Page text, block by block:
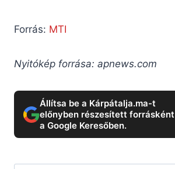
Forrás: MTI
Nyitókép forrása: apnews.com
Állítsa be a Kárpátalja.ma-t
előnyben részesített forrásként
a Google Keresőben.